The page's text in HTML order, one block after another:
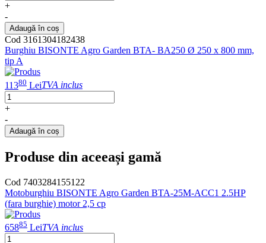
+
-
Adaugă în coș
Cod 3161304182438
Burghiu BISONTE Agro Garden BTA- BA250 Ø 250 x 800 mm,
tip A
11380 LeiTVA inclus
+
-
Adaugă în coș
Produse din aceeași gamă
Cod 7403284155122
Motoburghiu BISONTE Agro Garden BTA-25M-ACC1 2.5HP
(fara burghie) motor 2,5 cp
65885 LeiTVA inclus